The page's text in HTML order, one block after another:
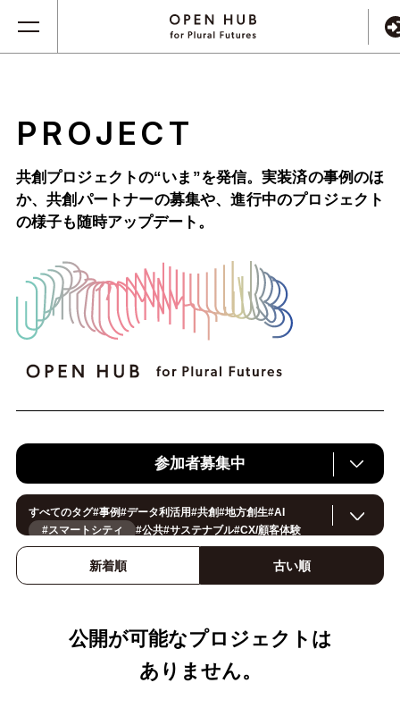
PROJECT
共創プロジェクトの“いま”を発信。実装済の事例のほ
か、共創パートナーの募集や、進行中のプロジェクト
の様子も随時アップデート。
参加者募集中
すべてのタグ#事例#データ利活用#共創#地方創生#AI
#スマートシティ
#公共#サステナブル#CX/顧客体験
#ヘルスケア#環境・エネルギー#働き方改革
イノベーション#IoT
スマートファクトリー
新着順 古い順
公開が可能なプロジェクトは
ありません。